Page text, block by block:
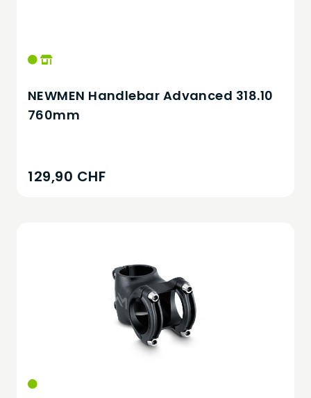
NEWMEN Handlebar Advanced 318.10
760mm
129,90 CHF